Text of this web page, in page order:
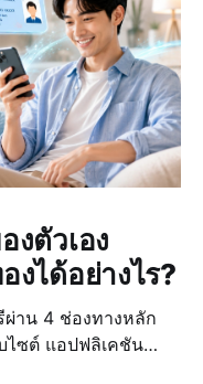
งตัวเอง
งได้อย่างไร?
ผ่าน 4 ช่องทางหลัก
ไซต์ แอปฟลิเคชัน